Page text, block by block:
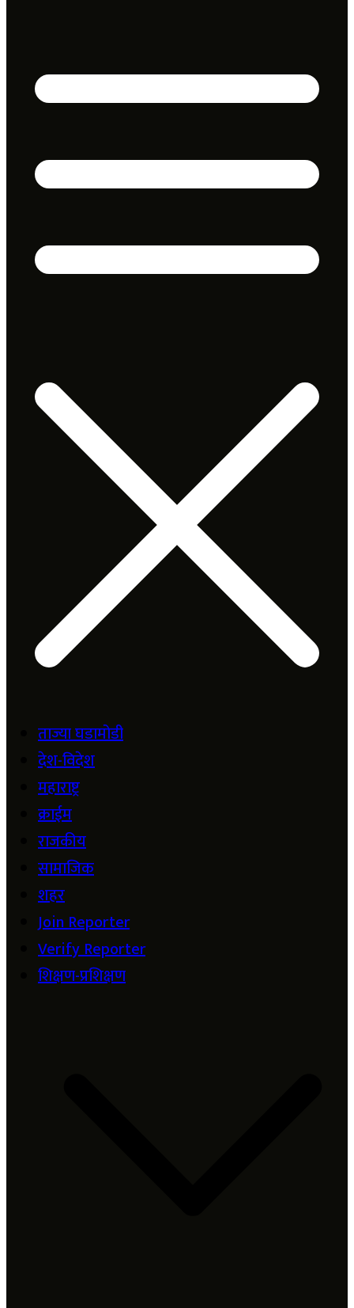
ताज्या घडामोडी
देश-विदेश
महाराष्ट्र
क्राईम
राजकीय
सामाजिक
शहर
Join Reporter
Verify Reporter
शिक्षण-प्रशिक्षण